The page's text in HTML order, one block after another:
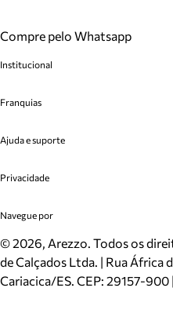
Compre pelo Whatsapp
Institucional
Cashback
Venda Corporativa
Mapa do Site
Inverno
Mundo Arezzo
Franquias
Plano de Negócio
Ajuda e suporte
Cadastro
Meus Pedidos
Trocas e Devoluções
Cartão Presente
Localizador de lojas
Privacidade
Politica e Privacidade
Navegue por
Sapatos
Bolsas
Scarpins
©2026, Arezzo. Todos os
de Calçados Ltda. | Rua África
Cariacica/ES. CEP: 29157-